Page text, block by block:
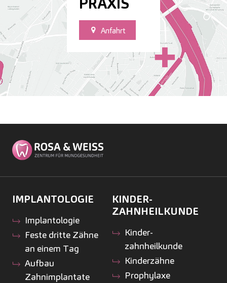
Anfahrt
IMPLANTOLOGIE
Implantologie
Feste dritte Zähne
an einem Tag
Aufbau
Zahnimplantate
KINDER­
ZAHNHEILKUNDE
Kinder­
zahnheilkunde
Kinderzähne
Prophylaxe